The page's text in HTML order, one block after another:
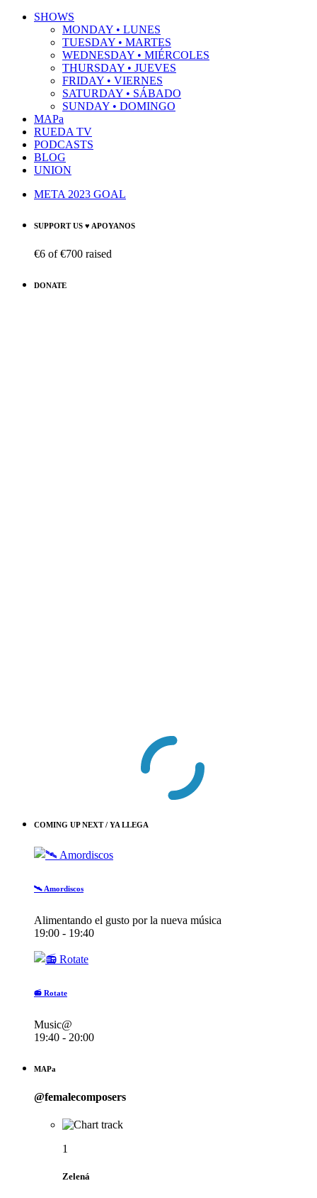
SHOWS
MONDAY • LUNES
TUESDAY • MARTES
WEDNESDAY • MIÉRCOLES
THURSDAY • JUEVES
FRIDAY • VIERNES
SATURDAY • SÁBADO
SUNDAY • DOMINGO
MAPa
RUEDA TV
PODCASTS
BLOG
UNION
META 2023 GOAL
SUPPORT US ♥ APOYANOS
€6 of€700 raised
DONATE
COMING UP NEXT / YA LLEGA
🛰️ Amordiscos
Alimentando el gusto por la nueva música
19:00 - 19:40
📻 Rotate
Music@
19:40 - 20:00
MAPa
@femalecomposers
1
Zelená